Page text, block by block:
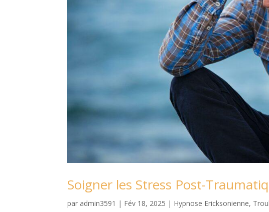
Soigner les Stress Post-
par admin3591 | Fév 18, 2025 | Hypnose Ericksonienne,